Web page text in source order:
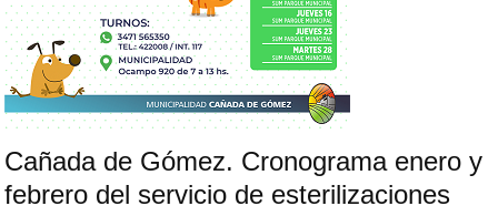
Cañada de Gómez. Cronograma enero y
febrero del servicio de esterilizaciones